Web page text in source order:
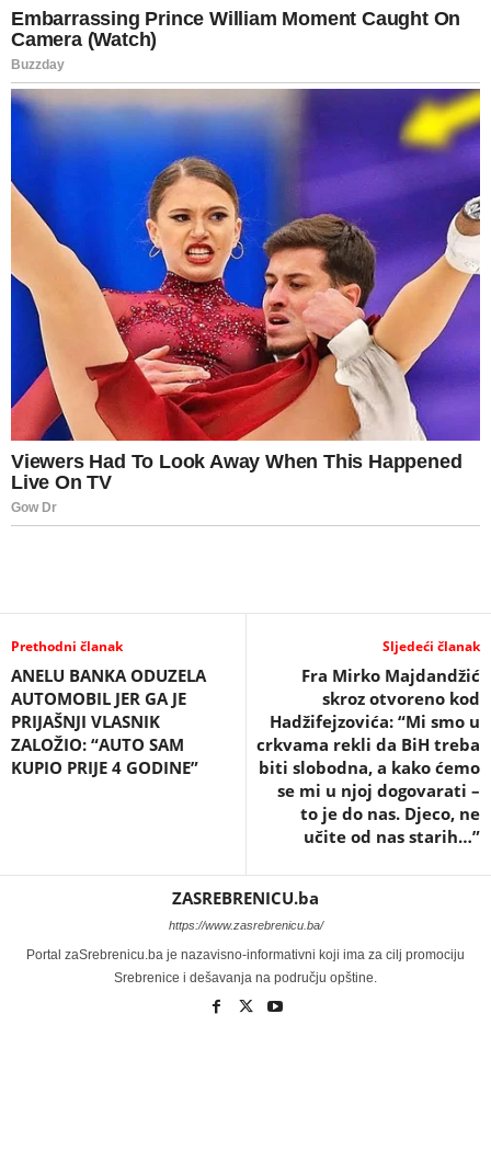
Prethodni članak
ANELU BANKA ODUZELA
AUTOMOBIL JER GA JE
PRIJAŠNJI VLASNIK
ZALOŽIO: “AUTO SAM
KUPIO PRIJE 4 GODINE”
Sljedeći članak
Fra Mirko Majdandžić
skroz otvoreno kod
Hadžifejzovića: “Mi smo u
crkvama rekli da BiH treba
biti slobodna, a kako ćemo
se mi u njoj dogovarati –
to je do nas. Djeco, ne
učite od nas starih…”
ZASREBRENICU.ba
https://www.zasrebrenicu.ba/
Portal zaSrebrenicu.ba je nazavisno-informativni koji ima za cilj promociju
Srebrenice i dešavanja na području opštine.